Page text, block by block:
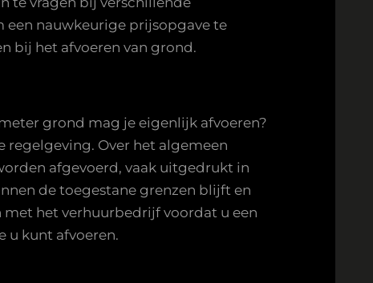
nauwkeurige prijsopgave te
bij het afvoeren van grond.
grond mag je eigenlijk afvoeren?
regelgeving. Over het algemeen
afgevoerd, vaak uitgedrukt in
de toegestane grenzen blijft en
met het verhuurbedrijf voordat u een
u kunt afvoeren.